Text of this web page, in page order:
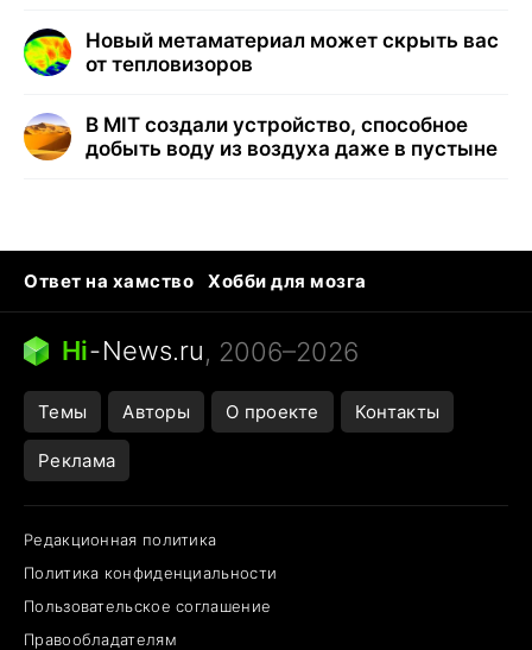
Новый метаматериал может скрыть вас
от тепловизоров
В MIT создали устройство, способное
добыть воду из воздуха даже в пустыне
Ответ на хамство
Хобби для мозга
Бензин 100 и 95
Тунцы в океанариуме
Следующая пандемия
Hi-News.ru, 2006–2026
Темы Авторы О проекте Контакты
Реклама
Редакционная политика
Политика конфиденциальности
Пользовательское соглашение
Правообладателям